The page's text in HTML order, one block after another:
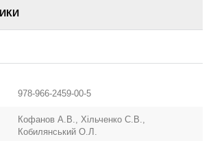
978-966-2459-00-5
Кофанов А.В., Хільченко С.В.,
Кобилянський О.Л.